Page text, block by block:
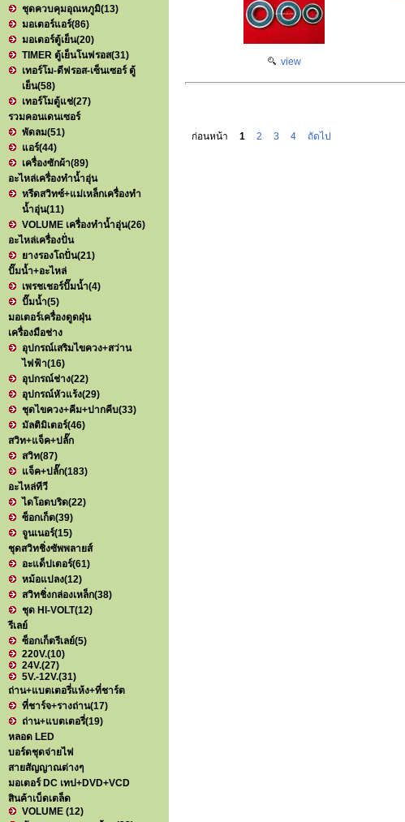
ชุดควบคุมอุณหภูมิ(13)
มอเตอร์แอร์(86)
มอเตอร์ตู้เย็น(20)
TIMER ตู้เย็นโนฟรอส(31)
เทอร์โม-ดีฟรอส-เซ็นเซอร์ ตู้
เย็น(58)
เทอร์โมตู้แช่(27)
รวมคอนเดนเซอร์
พัดลม(51)
แอร์(44)
เครื่องซักผ้า(89)
อะไหล่เครื่องทำน้ำอุ่น
หรีดสวิทซ์+แม่เหล็กเครื่องทำ
น้ำอุ่น(11)
VOLUME เครื่องทำน้ำอุ่น(26)
อะไหล่เครื่องปั่น
ยางรองโถปั่น(21)
ปั๊มน้ำ+อะไหล่
เพรชเชอร์ปั๊มน้ำ(4)
ปั๊มน้ำ(5)
มอเตอร์เครื่องดูดฝุ่น
เครื่องมือช่าง
อุปกรณ์เสริมไขควง+สว่าน
ไฟฟ้า(16)
อุปกรณ์ช่าง(22)
อุปกรณ์หัวแร้ง(29)
ชุดไขควง+คีม+ปากคีบ(33)
มัลติมิเตอร์(46)
สวิท+แจ็ค+ปลั๊ก
สวิท(87)
แจ็ค+ปลั๊ก(183)
อะไหล่ทีวี
ไดโอดบริด(22)
ซ็อกเก็ต(39)
จูนเนอร์(15)
ชุดสวิทชิ่งซัพพลายส์
อะแด็ปเตอร์(61)
หม้อแปลง(12)
สวิทชิ่งกล่องเหล็ก(38)
ชุด HI-VOLT(12)
รีเลย์
ซ็อกเก็ตรีเลย์(5)
220V.(10)
24V.(27)
5V.-12V.(31)
ถ่าน+แบตเตอรี่แห้ง+ที่ชาร์ต
ที่ชาร์จ+รางถ่าน(17)
ถ่าน+แบตเตอรี่(19)
หลอด LED
บอร์ดชุดจ่ายไฟ
สายสัญญาณต่างๆ
มอเตอร์ DC เทป+DVD+VCD
สินค้าเบ็ดเตล็ด
VOLUME (12)
view
ก่อนหน้า 1 2 3 4 ถัดไป